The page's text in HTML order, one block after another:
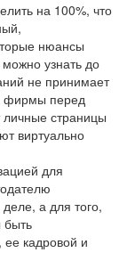
на 100%, что
нюансы
узнать до
не принимает
фирмы перед
страницы
виртуально
для
а для того,
быть
кадровой и